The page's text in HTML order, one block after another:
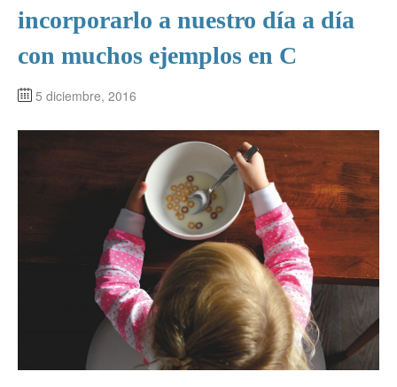
incorporarlo a nuestro día a día
con muchos ejemplos en C
5 diciembre, 2016